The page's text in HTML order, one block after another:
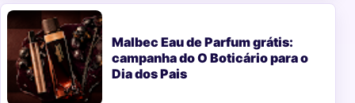
Malbec Eau de Parfum grátis:
campanha do O Boticário para o
Dia dos Pais